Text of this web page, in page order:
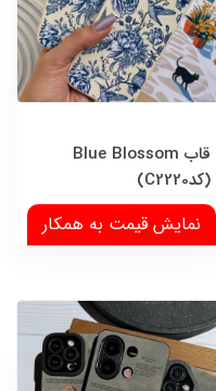
قاب Blue Blossom
(کدC2220)
نمایش قیمت به همکار